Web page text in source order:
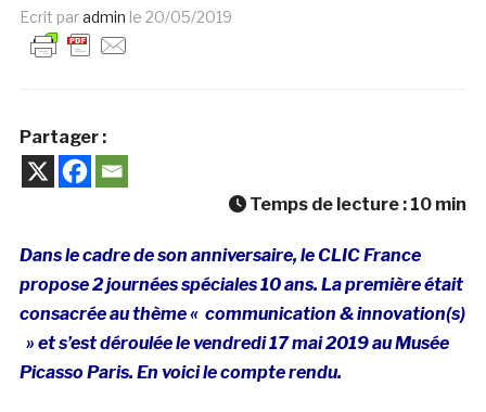
Ecrit paradmin le 20/05/2019
Partager :
Temps de lecture : 10 min
Dans le cadre de son anniversaire, le CLIC France
propose 2 journées spéciales 10 ans. La première était
consacrée au thème « communication & innovation(s)
» et s’est déroulée le vendredi 17 mai 2019 au Musée
Picasso Paris. En voici le compte rendu.